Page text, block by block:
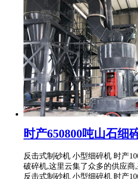
时产650800吨山石细
反击式制砂机 小型细碎机 时产
破碎机,这里云集了众多的供应商
反击式制砂机 小型细碎机 时产